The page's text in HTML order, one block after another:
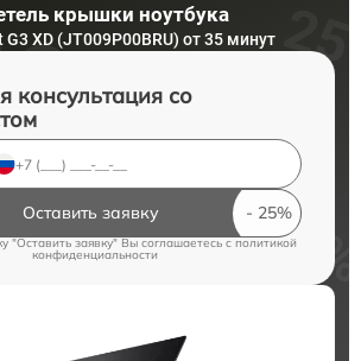
крышки ноутбука
XD (JT009P00BRU) от 35 минут
консультация со
Оставить заявку
"Оставить заявку" Вы соглашаетесь cполитикой
конфиденциальности